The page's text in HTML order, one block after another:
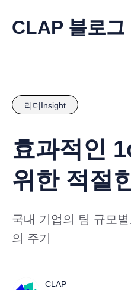
CLAP 블로그
리더Insight
효과적인
위한 적절
국내 기업의 팀 규모
의 주기
CLAP